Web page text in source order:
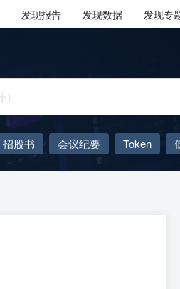
发现报告 发现数据 发现专
招股书 会议纪要 Token
大模型